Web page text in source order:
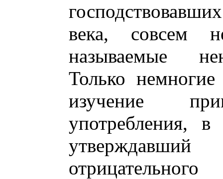
века, совсем
называемые
Только
изучение
употребления,